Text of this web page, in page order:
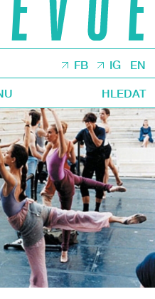
FB IG EN
HLEDAT